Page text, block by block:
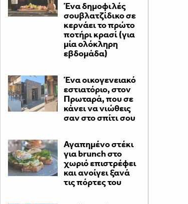
Ένα δημοφιλές
σουβλατζίδικο σε
κερνάει το πρώτο
ποτήρι κρασί (για
μία ολόκληρη
εβδομάδα)
Ένα οικογενειακό
εστιατόριο, στον
Πρωταρά, που σε
κάνει να νιώθεις
σαν στο σπίτι σου
Αγαπημένο στέκι
για brunch στο
χωριό επιστρέφει
και ανοίγει ξανά
τις πόρτες του